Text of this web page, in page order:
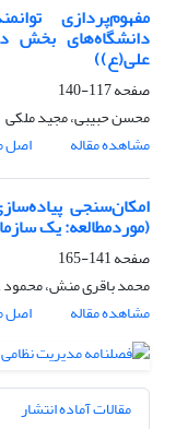
مفهوم‌پردازی
دانشگاه‌های بخش
علی(ع))
صفحه117-140
محسن حبیبی، مجید ملکی
مشاهده مقاله
اصل
امکان‌سنجی
(موردمطالعه: یک
صفحه141-165
محمد باقری منش، محمود
مشاهده مقاله
اصل
مقالات آماده انتشار